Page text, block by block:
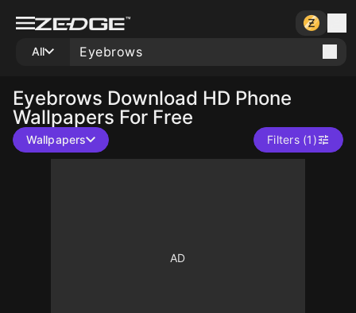
All
Eyebrows Download HD Phone
Wallpapers For Free
Wallpapers Filters (1)